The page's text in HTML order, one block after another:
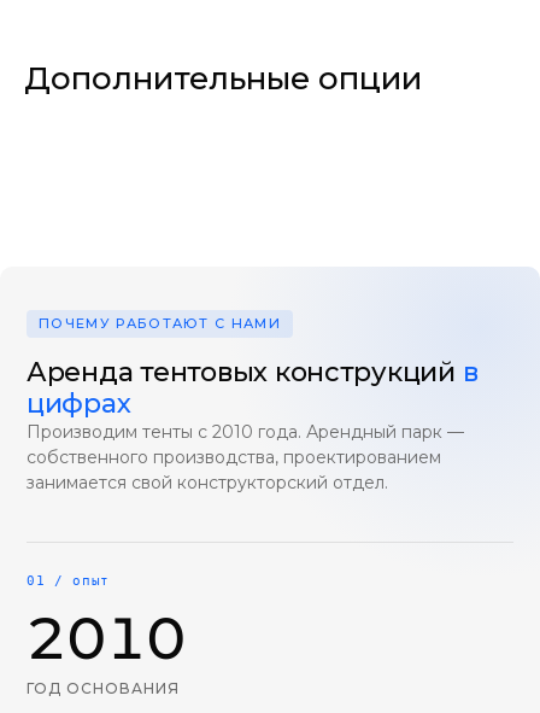
Дополнительные опции
ПОЧЕМУ РАБОТАЮТ С НАМИ
Аренда тентовых конструкций в
цифрах
Производим тенты с 2010 года. Арендный парк —
собственного производства, проектированием
занимается свой конструкторский отдел.
01 / опыт
2010
ГОД ОСНОВАНИЯ